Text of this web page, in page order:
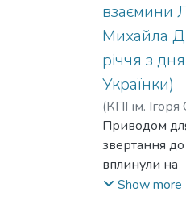
взаємини
Михайла
річчя з
Українки)
(КПІ ім.
Мислович,
Приводом
звертання
вплинули на
зростання,
Show more